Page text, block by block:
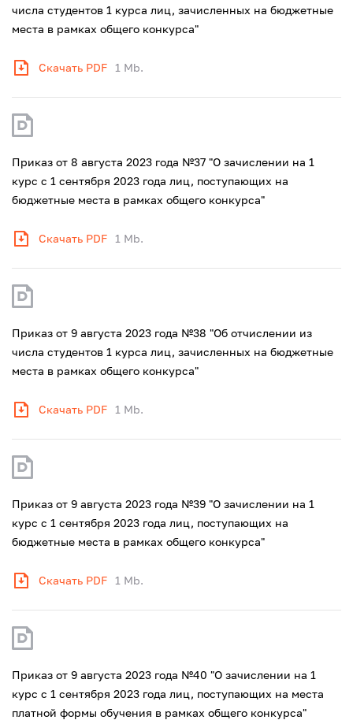
числа студентов 1 курса лиц, зачисленных на бюджетные
места в рамках общего конкурса"
Скачать PDF 1 Mb.
Приказ от 8 августа 2023 года №37 "О зачислении на 1
курс с 1 сентября 2023 года лиц, поступающих на
бюджетные места в рамках общего конкурса"
Скачать PDF 1 Mb.
Приказ от 9 августа 2023 года №38 "Об отчислении из
числа студентов 1 курса лиц, зачисленных на бюджетные
места в рамках общего конкурса"
Скачать PDF 1 Mb.
Приказ от 9 августа 2023 года №39 "О зачислении на 1
курс с 1 сентября 2023 года лиц, поступающих на
бюджетные места в рамках общего конкурса"
Скачать PDF 1 Mb.
Приказ от 9 августа 2023 года №40 "О зачислении на 1
курс с 1 сентября 2023 года лиц, поступающих на места
платной формы обучения в рамках общего конкурса"